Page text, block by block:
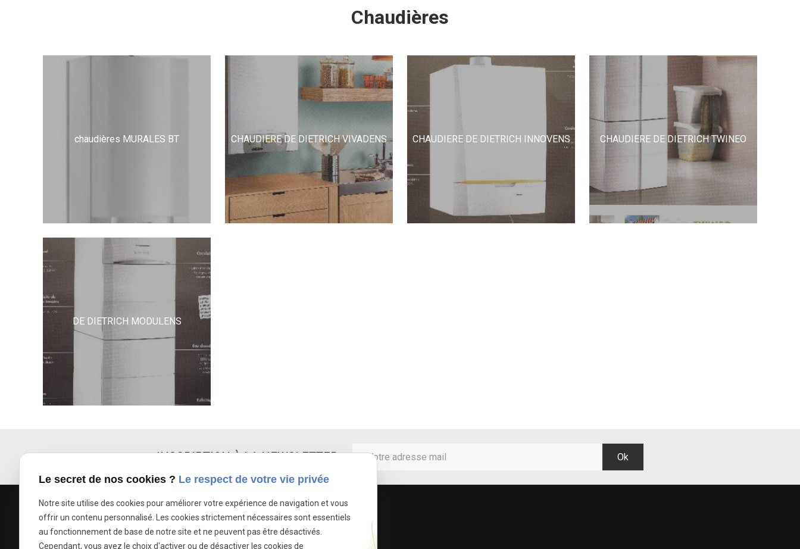
Chaudières
chaudières MURALES BT CHAUDIERE DE DIETRICH VIVADENS CHAUDIERE DE DIETRICH INNOVENS CHAUDIERE DE DIETRICH TWINEO
DE DIETRICH MODULENS
INSCRIPTION À LA NEWSLETTER
Le secret de nos cookies ? Le respect de votre vie privée
Notre site utilise des cookies pour améliorer votre expérience de navigation et vous
offrir un contenu personnalisé. Les cookies strictement nécessaires sont essentiels
au fonctionnement de base de notre site et ne peuvent pas être désactivés.
Cependant, vous avez le choix d'activer ou de désactiver les cookies de